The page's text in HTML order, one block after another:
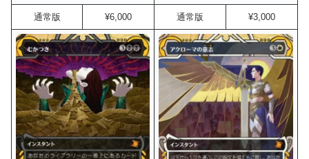
通常版 ¥6,000 通常版 ¥3,000